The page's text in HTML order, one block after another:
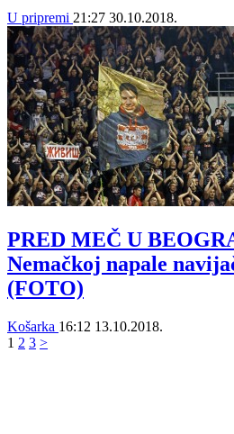
U pripremi 21:27 30.10.2018.
PRED MEČ U
Nemačkoj napale
(FOTO)
Košarka 16:12 13.10.2018.
1 2 3 >